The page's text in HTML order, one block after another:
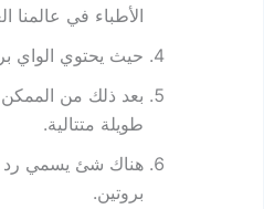
الأطباء في عالمنا
حيث يحتوي الواي
بعد ذلك من الممكن
طويلة متتالية.
هناك شئ يسمي رد
بروتين.